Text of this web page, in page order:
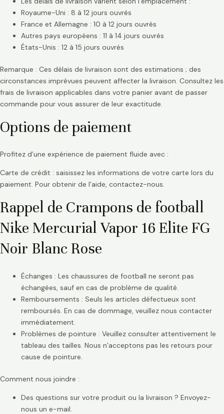
Royaume-Uni : 8 à 12 jours ouvrés
France et Allemagne : 10 à 12 jours ouvrés
Autres pays européens : 11 à 14 jours ouvrés
États-Unis : 12 à 15 jours ouvrés
Remarque : Ces délais de livraison sont des estimations ; des
circonstances imprévues peuvent affecter la livraison. Consultez les
frais de livraison applicables dans votre panier avant de passer
commande pour vous assurer de leur exactitude.
Options de paiement
Profitez d’une expérience de paiement fluide avec :
Carte de crédit : saisissez les informations de votre carte lors du
paiement. Pour obtenir de l’aide, contactez-nous.
Rappel de Crampons de football
Nike Mercurial Vapor 16 Elite FG
Noir Blanc Rose
Échanges : Les chaussures de football ne seront pas
échangées, sauf en cas de problème de qualité.
Remboursements : Seuls les articles défectueux sont
remboursés. En cas de dommage, veuillez nous contacter
immédiatement.
Problèmes de pointure : Veuillez consulter attentivement le
tableau des tailles. Nous n’acceptons pas les retours pour
cause de pointure.
Comment nous joindre :
Des questions sur votre produit ou la livraison ? Envoyez-
nous un e-mail.